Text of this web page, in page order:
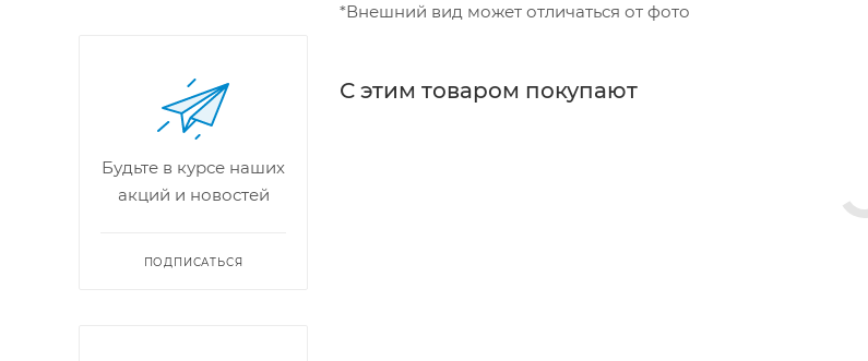
*Внешний вид может отличаться от фото
С этим товаром покупают
Будьте в курсе наших
акций и новостей
ПОДПИСАТЬСЯ